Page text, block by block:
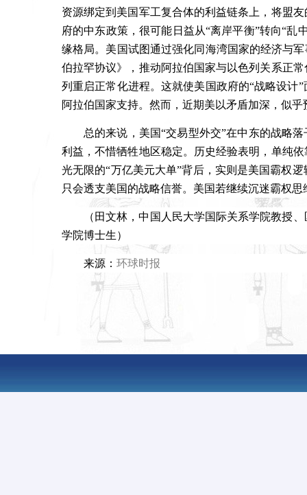
资源绑定到美国军工复合体的利益链条上，将盟
府的中东政策，很可能日益从“离岸平衡”转向“
缘格局。美国试图通过强化同海湾国家的经济与
伯拉罕协议》，推动阿拉伯国家与以色列关系正
列重启正常化进程。这就使美国政府的“战略设计
阿拉伯国家支持。然而，近期美以矛盾加深，似
总的来说，美国“交易型外交”在中东的战略
利益，不惜牺牲地区稳定。历史经验表明，单纯
光无限的“万亿美元大单”背后，实则是美国霸权
只会透支美国的战略信誉。美国若继续沉迷霸权
（田文林，中国人民大学国际关系学院教授
学院博士生）
来源： 环球时报